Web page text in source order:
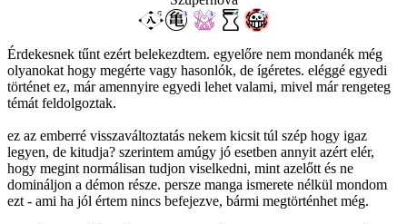
Érdekesnek tűnt ezért belekezdtem. egyelőre nem mondanék még
olyanokat hogy megérte vagy hasonlók, de ígéretes. eléggé egyedi
történet ez, már amennyire egyedi lehet valami, mivel már rengeteg
témát feldolgoztak.
ez az emberré visszaváltoztatás nekem kicsit túl szép hogy igaz
legyen, de kitudja? szerintem amúgy jó esetben annyit azért elér,
hogy megint normálisan tudjon viselkedni, mint azelőtt és ne
domináljon a démon része. persze manga ismerete nélkül mondom
ezt - ami ha jól értem nincs befejezve, bármi megtörténhet még.